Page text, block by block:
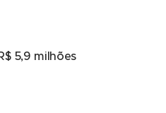
5,9 milhões